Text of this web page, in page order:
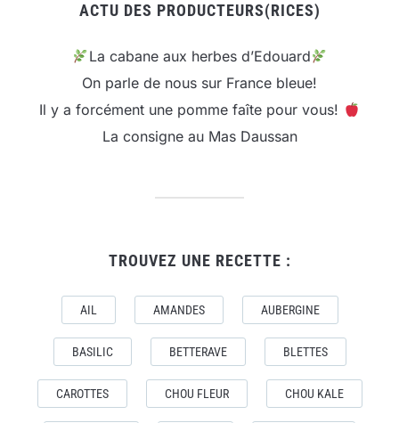
ACTU DES PRODUCTEURS(RICES)
La cabane aux herbes d’Edouard
On parle de nous sur France bleue!
Il y a forcément une pomme faîte pour vous!
La consigne au Mas Daussan
TROUVEZ UNE RECETTE :
AIL AMANDES AUBERGINE
BASILIC BETTERAVE BLETTES
CAROTTES CHOU FLEUR CHOU KALE